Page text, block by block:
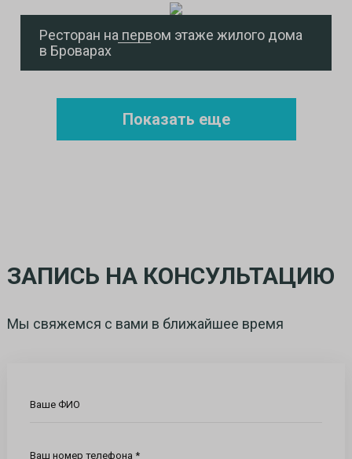
Ресторан на первом этаже жилого дома
в Броварах
Показать еще
ЗАПИСЬ НА КОНСУЛЬТАЦИЮ
Мы свяжемся с вами в ближайшее время
Ваше ФИО
Ваш номер телефона *